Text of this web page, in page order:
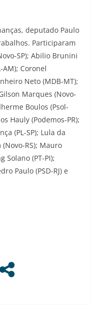
deputado Paulo
Participaram
SP); Abilio Brunini
AM); Coronel
Neto (MDB-MT);
Marques (Novo-
Boulos (Psol-
Hauly (Podemos-PR);
(PL-SP); Lula da
(Novo-RS); Mauro
Solano (PT-PI);
Paulo (PSD-RJ) e